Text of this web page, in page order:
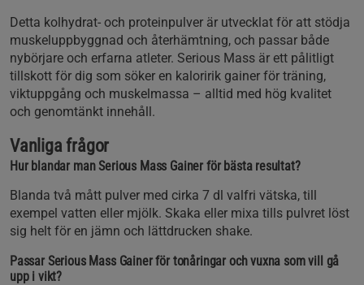
Detta kolhydrat- och proteinpulver är utvecklat för att stödja
muskeluppbyggnad och återhämtning, och passar både
nybörjare och erfarna atleter. Serious Mass är ett pålitligt
tillskott för dig som söker en kaloririk gainer för träning,
viktuppgång och muskelmassa – alltid med hög kvalitet
och genomtänkt innehåll.
Vanliga frågor
Hur blandar man Serious Mass Gainer för bästa resultat?
Blanda två mått pulver med cirka 7 dl valfri vätska, till
exempel vatten eller mjölk. Skaka eller mixa tills pulvret löst
sig helt för en jämn och lättdrucken shake.
Passar Serious Mass Gainer för tonåringar och vuxna som vill gå
upp i vikt?